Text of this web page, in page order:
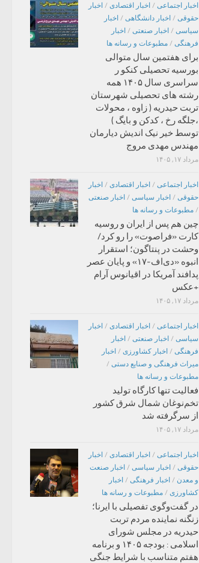
اخبار اجتماعی / اخبار اقتصادی / اخبار
حقوقی / اخبار دانشگاهی / اخبار
سیاسی / اخبار صنعتی / اخبار
فرهنگی / مطبوعات و رسانه ها
برای هفتمین سال متوالی
بورسیه تحصیلی کنکو ر
سراسری سال ۱۴۰۵ همه
رشته های تحصیلی شهرستان
تربت حیدریه ( زاوه ، محولات
،جلگه رخ ، کدکن و بایگ )
توسط خیر نیک اندیش دیارمان
مهندس مهدی مروج
مرداد ۱۷, ۱۴۰۵
اخبار اجتماعی / اخبار اقتصادی / اخبار
حقوقی / اخبار سیاسی / اخبار صنعتی
/ مطبوعات و رسانه ها
چین هم پس از ایران و روسیه
کارت «فراصوت» را رو کرد/
وحشت در پنتاگون؛ استقرار
انبوه «دی‌اف‑۱۷» و پایان عصر
پدافند آمریکا در اقیانوس آرام
+عکس
مرداد ۱۷, ۱۴۰۵
اخبار اجتماعی / اخبار اقتصادی / اخبار
سیاسی / اخبار صنعتی / اخبار
فرهنگی / اخبار کشاورزی / اخبار
میراث فرهنگی و صنایع دستی /
مطبوعات و رسانه ها
فعالیت تنها کارگاه تولید
تخم‌نوغان شمال شرق کشور
از سرگرفته شد
مرداد ۱۷, ۱۴۰۵
اخبار اجتماعی / اخبار اقتصادی / اخبار
حقوقی / اخبار سیاسی / اخبار صنعت
و معدن / اخبار فرهنگی / اخبار
کشاورزی / مطبوعات و رسانه ها
در گفت‌وگوی تفصیلی با ایرنا؛
زنگنه نماینده مردم تربت
حیدریه در مجلس شورای
اسلامی : بودجه ۱۴۰۵ و برنامه
هفتم متناسب با شرایط جنگی